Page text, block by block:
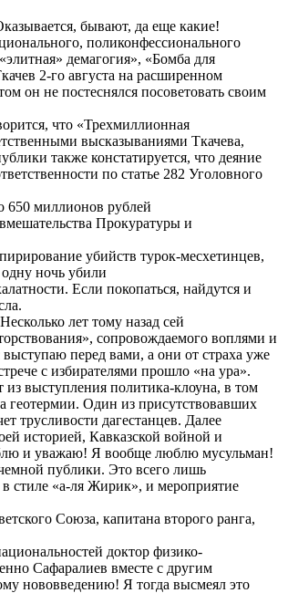
бывают, да еще какие!
поликонфессионального
демагогия», «Бомба для
2-го августа на расширенном
он не постеснялся посоветовать своим
что «Трехмиллионная
высказываниями Ткачева,
также констатируется, что деяние
по статье 282 Уголовного
650 миллионов рублей
Прокуратуры и
убийств турок-месхетинцев,
ночь убили
Если покопаться, найдутся и
лет тому назад сей
сопровождаемого воплями и
перед вами, а они от страха уже
с избирателями прошло «на ура».
из выступления политика-клоуна, в том
геотермии. Один из присутствовавших
трусливости дагестанцев. Далее
историей, Кавказской войной и
и уважаю! Я вообще люблю мусульман!
публики. Это всего лишь
стиле «а-ля Жирик», и мероприятие
Союза, капитана второго ранга,
доктор физико-
Сафаралиев вместе с другим
нововведению! Я тогда высмеял это